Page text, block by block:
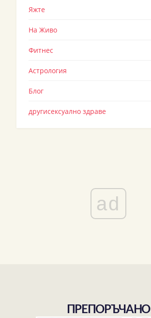
Яжте
На Живо
Фитнес
Астрология
Блог
другисексуално здраве
ad
ПРЕПОРЪЧАНО